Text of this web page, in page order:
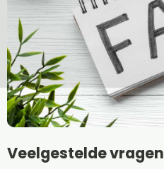
Veelgestelde vragen